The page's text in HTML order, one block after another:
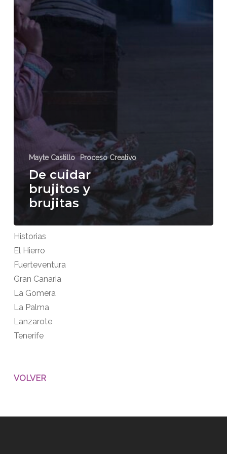
Mayte Castillo Proceso Creativo
De cuidar
brujitos y
brujitas
Historias
El Hierro
Fuerteventura
Gran Canaria
La Gomera
La Palma
Lanzarote
Tenerife
VOLVER